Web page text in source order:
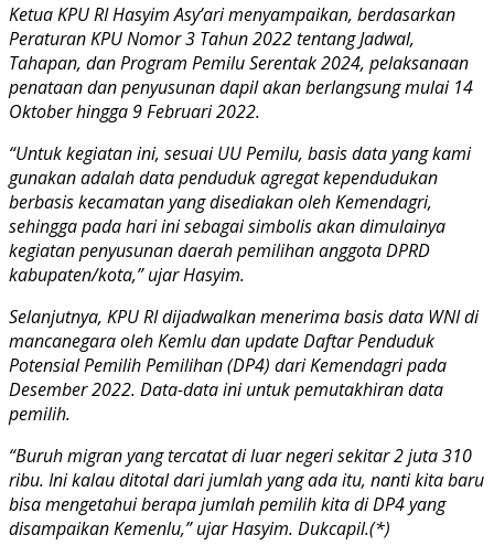
Ketua KPU RI Hasyim Asy’ari menyampaikan, berdasarkan
Peraturan KPU Nomor 3 Tahun 2022 tentang Jadwal,
Tahapan, dan Program Pemilu Serentak 2024, pelaksanaan
penataan dan penyusunan dapil akan berlangsung mulai 14
Oktober hingga 9 Februari 2022.
“Untuk kegiatan ini, sesuai UU Pemilu, basis data yang kami
gunakan adalah data penduduk agregat kependudukan
berbasis kecamatan yang disediakan oleh Kemendagri,
sehingga pada hari ini sebagai simbolis akan dimulainya
kegiatan penyusunan daerah pemilihan anggota DPRD
kabupaten/kota,” ujar Hasyim.
Selanjutnya, KPU RI dijadwalkan menerima basis data WNI di
mancanegara oleh Kemlu dan update Daftar Penduduk
Potensial Pemilih Pemilihan (DP4) dari Kemendagri pada
Desember 2022. Data-data ini untuk pemutakhiran data
pemilih.
“Buruh migran yang tercatat di luar negeri sekitar 2 juta 310
ribu. Ini kalau ditotal dari jumlah yang ada itu, nanti kita baru
bisa mengetahui berapa jumlah pemilih kita di DP4 yang
disampaikan Kemenlu,” ujar Hasyim. Dukcapil.(*)